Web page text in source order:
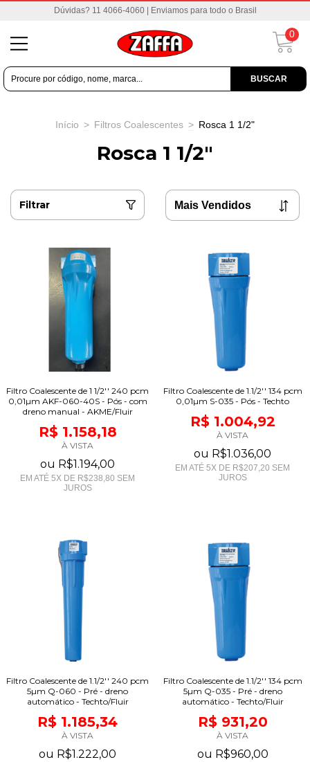
Dúvidas? 11 4066-4060 | Enviamos para todo o Brasil
BUSCAR
0
Início > Filtros Coalescentes > Rosca 1 1/2"
Rosca 1 1/2"
Filtrar
Filtro Coalescente de 1 1/2'' 240 pcm
0,01µm AKF-060-40S - Pós - com
dreno manual - AKME/Fluir
R$ 1.158,18
À VISTA
ou R$1.194,00
EM ATÉ 5X DE R$238,80 SEM
JUROS
Filtro Coalescente de 1.1/2'' 134 pcm
0,01µm S-035 - Pós - Techto
R$ 1.004,92
À VISTA
ou R$1.036,00
EM ATÉ 5X DE R$207,20 SEM
JUROS
Filtro Coalescente de 1.1/2'' 240 pcm
5µm Q-060 - Pré - dreno
automático - Techto/Fluir
R$ 1.185,34
À VISTA
ou R$1.222,00
Filtro Coalescente de 1.1/2'' 134 pcm
5µm Q-035 - Pré - dreno
automático - Techto/Fluir
R$ 931,20
À VISTA
ou R$960,00